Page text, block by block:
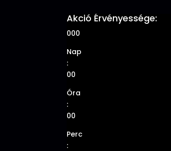
Akció Érvényessége:
000
Nap
:
00
Óra
:
00
Perc
: